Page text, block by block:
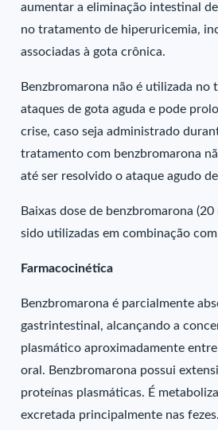
aumentar a eliminação intestinal
no tratamento de hiperuricemia,
associadas à gota crônica.
Benzbromarona não é utilizada no
ataques de gota aguda e pode
crise, caso seja administrado
tratamento com benzbromarona
até ser resolvido o ataque agudo
Baixas dose de benzbromarona
sido utilizadas em combinação
Farmacocinética
Benzbromarona é parcialmente
gastrintestinal, alcançando a
plasmático aproximadamente
oral. Benzbromarona possui
proteínas plasmáticas. É
excretada principalmente nas